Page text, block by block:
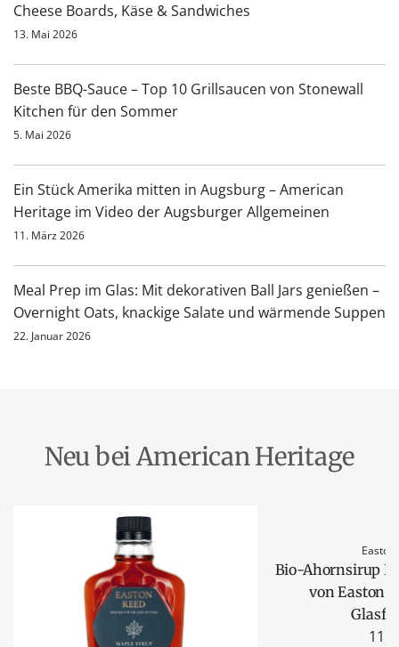
Cheese Boards, Käse & Sandwiches
13. Mai 2026
Beste BBQ-Sauce – Top 10 Grillsaucen von Stonewall
Kitchen für den Sommer
5. Mai 2026
Ein Stück Amerika mitten in Augsburg – American
Heritage im Video der Augsburger Allgemeinen
11. März 2026
Meal Prep im Glas: Mit dekorativen Ball Jars genießen –
Overnight Oats, knackige Salate und wärmende Suppen
22. Januar 2026
Neu bei American Heritage
Easton
Bio-Ahornsirup
von Easton